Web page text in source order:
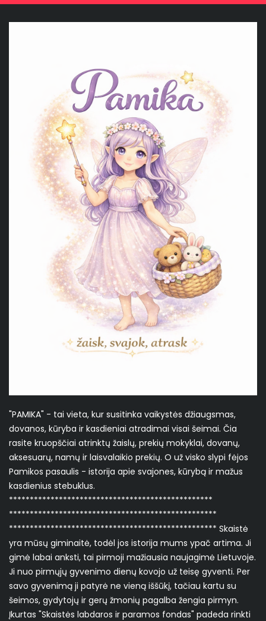
"PAMIKA" - tai vieta, kur susitinka vaikystės džiaugsmas,
dovanos, kūryba ir kasdieniai atradimai visai šeimai. Čia
rasite kruopščiai atrinktų žaislų, prekių mokyklai, dovanų,
aksesuarų, namų ir laisvalaikio prekių. O už visko slypi fėjos
Pamikos pasaulis - istorija apie svajones, kūrybą ir mažus
kasdienius stebuklus.
*************************************************
**************************************************
************************************************** Skaistė
yra mūsų giminaitė, todėl jos istorija mums ypač artima. Ji
gimė labai anksti, tai pirmoji mažiausia naujagimė Lietuvoje.
Ji nuo pirmųjų gyvenimo dienų kovojo už teisę gyventi. Per
savo gyvenimą ji patyrė ne vieną iššūkį, tačiau kartu su
šeimos, gydytojų ir gerų žmonių pagalba žengia pirmyn.
Įkurtas "Skaistės labdaros ir paramos fondas" padeda rinkti